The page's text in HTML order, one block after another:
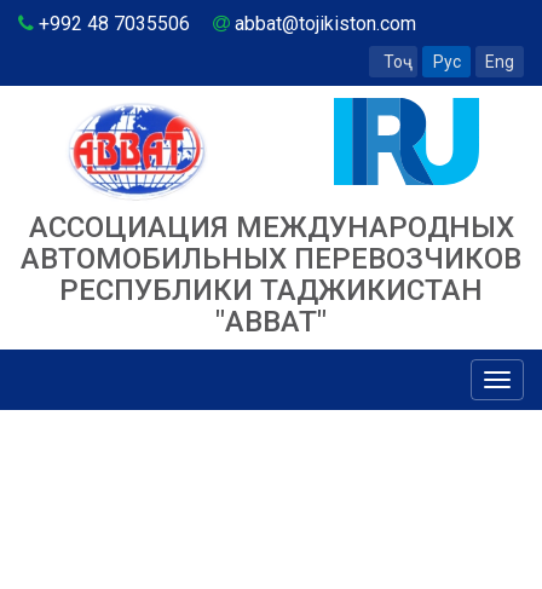
+992 48 7035506 abbat@tojikiston.com
Тоҷ Рус Eng
АССОЦИАЦИЯ МЕЖДУНАРОДНЫХ
АВТОМОБИЛЬНЫХ ПЕРЕВОЗЧИКОВ
РЕСПУБЛИКИ ТАДЖИКИСТАН
"ABBAT"